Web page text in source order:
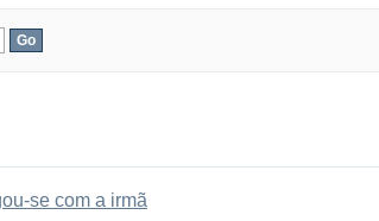
se com a irmã